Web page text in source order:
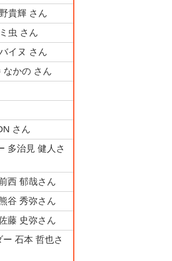
貴輝 さん
虫 さん
イヌ さん
なかの さん
さん
多治見 健人さ
西 郁哉さん
谷 秀弥さん
藤 史弥さん
石本 哲也さ